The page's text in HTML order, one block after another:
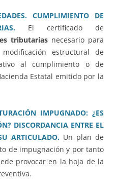
CUMPLIMIENTO DE
El certificado de
tributarias necesario para
estructural de
al cumplimiento o de
Estatal emitido por la
IMPUGNADO: ¿ES
DISCORDANCIA ENTRE EL
ARTICULADO. Un plan de
de impugnación y por tanto
provocar en la hoja de la